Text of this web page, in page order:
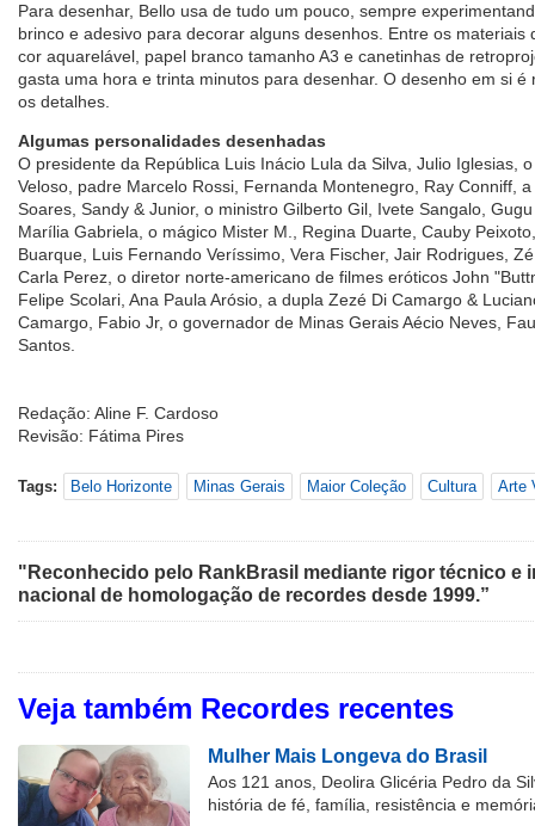
Para desenhar, Bello usa de tudo um pouco, sempre
brinco e adesivo para decorar alguns desenhos. Entre os materiais
cor aquarelável, papel branco tamanho A3 e canetinhas de
gasta uma hora e trinta minutos para desenhar. O desenho em si
os detalhes.
Algumas personalidades desenhadas
O presidente da República Luis Inácio Lula da Silva, Julio Iglesias,
Veloso, padre Marcelo Rossi, Fernanda Montenegro, Ray Conniff,
Soares, Sandy & Junior, o ministro Gilberto Gil, Ivete Sangalo,
Marília Gabriela, o mágico Mister M., Regina Duarte, Cauby
Buarque, Luis Fernando Veríssimo, Vera Fischer, Jair Rodrigues,
Carla Perez, o diretor norte-americano de filmes eróticos John
Felipe Scolari, Ana Paula Arósio, a dupla Zezé Di Camargo &
Camargo, Fabio Jr, o governador de Minas Gerais Aécio Neves,
Santos.
Redação: Aline F. Cardoso
Revisão: Fátima Pires
Tags: Belo Horizonte Minas Gerais Maior Coleção Cultura Arte
"Reconhecido pelo RankBrasil mediante rigor técnico e
nacional de homologação de recordes desde 1999.”
Veja também Recordes recentes
Mulher Mais Longeva do Brasil
Aos 121 anos, Deolira Glicéria Pedro da
história de fé, família, resistência e